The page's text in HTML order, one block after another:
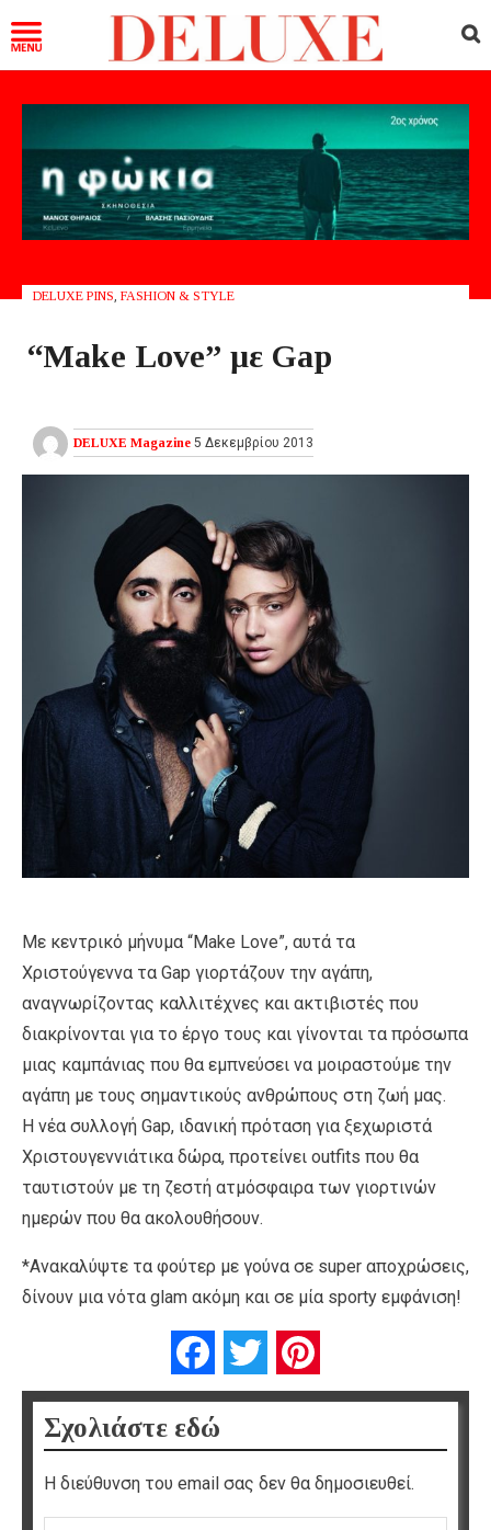
DELUXE PINS FASHION & STYLE
“Make Love” με Gap
DELUXE Magazine 5 Δεκεμβρίου 2013
Με κεντρικό μήνυμα “Make Love”, αυτά τα
Χριστούγεννα τα Gap γιορτάζουν την αγάπη,
αναγνωρίζοντας καλλιτέχνες και ακτιβιστές που
διακρίνονται για το έργο τους και γίνονται τα πρόσωπα
μιας καμπάνιας που θα εμπνεύσει να μοιραστούμε την
αγάπη με τους σημαντικούς ανθρώπους στη ζωή μας.
Η νέα συλλογή Gap, ιδανική πρόταση για ξεχωριστά
Χριστουγεννιάτικα δώρα, προτείνει outfits που θα
ταυτιστούν με τη ζεστή ατμόσφαιρα των γιορτινών
ημερών που θα ακολουθήσουν.
*Ανακαλύψτε τα φούτερ με γούνα σε super αποχρώσεις,
δίνουν μια νότα glam ακόμη και σε μία sporty εμφάνιση!
FacebookTwitter
Σχολιάστε εδώ
Η διεύθυνση του email σας δεν θα δημοσιευθεί.